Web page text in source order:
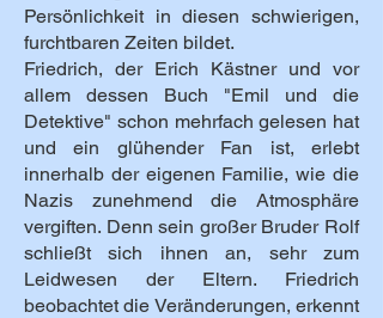
Persönlichkeit in diesen schwierigen,
furchtbaren Zeiten bildet.
Friedrich, der Erich Kästner und vor
allem dessen Buch "Emil und die
Detektive" schon mehrfach gelesen hat
und ein glühender Fan ist, erlebt
innerhalb der eigenen Familie, wie die
Nazis zunehmend die Atmosphäre
vergiften. Denn sein großer Bruder Rolf
schließt sich ihnen an, sehr zum
Leidwesen der Eltern. Friedrich
beobachtet die Veränderungen, erkennt